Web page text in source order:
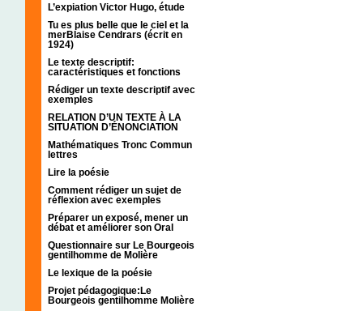
L’expiation Victor Hugo, étude
Tu es plus belle que le ciel et la
merBlaise Cendrars (écrit en
1924)
Le texte descriptif:
caractéristiques et fonctions
Rédiger un texte descriptif avec
exemples
RELATION D’UN TEXTE À LA
SITUATION D’ÉNONCIATION
Mathématiques Tronc Commun
lettres
Lire la poésie
Comment rédiger un sujet de
réflexion avec exemples
Préparer un exposé, mener un
débat et améliorer son Oral
Questionnaire sur Le Bourgeois
gentilhomme de Molière
Le lexique de la poésie
Projet pédagogique:Le
Bourgeois gentilhomme Molière